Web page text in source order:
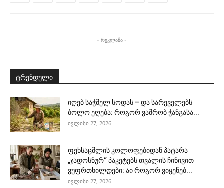
- რეკლამა -
ტრენდული
იღებ საჭმელ სოდას – და სარეველებს
ბოლო ეღება: როგორ ვაშრობ ჭანგასა...
ივლისი 27, 2026
ფეხსაცმლის კოლოფებიდან პატარა
„ჯადოსნურ“ პაკეტებს თვალის ჩინივით
ვუფრთხილდები: აი როგორ ვიყენებ...
ივლისი 27, 2026